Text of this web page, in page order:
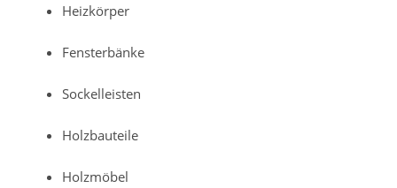
Heizkörper
Fensterbänke
Sockelleisten
Holzbauteile
Holzmöbel